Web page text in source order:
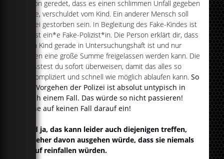
davon geredet, dass es einen schlimmen Unfall gegeben
habe, verschuldet vom Kind. Ein anderer Mensch soll
dabei gestorben sein. In Begleitung des Fake-Kindes ist
meist ein*e Fake-Polizist*in. Die Person erklärt dir, dass
dein Kind gerade in Untersuchungshaft ist und nur
gegen eine große Summe freigelassen werden kann. Die
müsstest du sofort überweisen, damit das alles so
unkompliziert und schnell wie möglich ablaufen kann.So
ein Vorgehen der Polizei ist absolut untypisch in
solch einem Fall. Das würde so nicht passieren!
Gehe auf keinen Fall darauf ein!
Und ja, das kann leider auch diejenigen treffen,
die eher davon ausgehen würde, dass sie niemals
drauf reinfallen würden.